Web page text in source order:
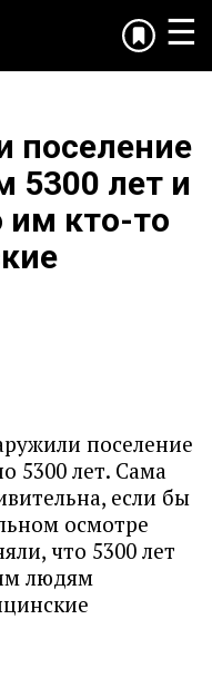
☰
поселение
5300 лет и
им кто-то
поселение
5300 лет. Сама
если бы
осмотре
что 5300 лет
людям